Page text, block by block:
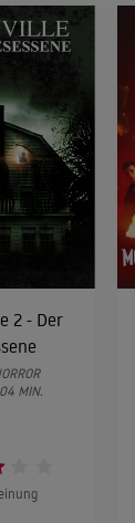
2 - Der
MIN.